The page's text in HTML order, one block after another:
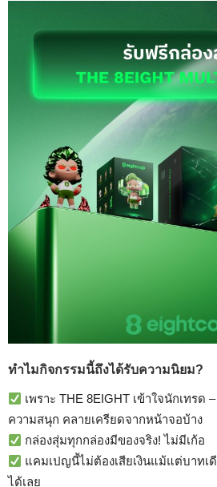
ทำไมกิจกรรมนี้ถึงได้รับความนิยม?
เพราะ THE 8EIGHT เข้าใจนักเทรด
ความสนุก คลายเครียดจากหน้าจอบ้าง
กล่องสุ่มทุกกล่องมีของจริง! ไม่มีเก้อ
แคมเปญนี้ไม่ต้องเสียเงินแม้แต่บาทเ
ได้เลย